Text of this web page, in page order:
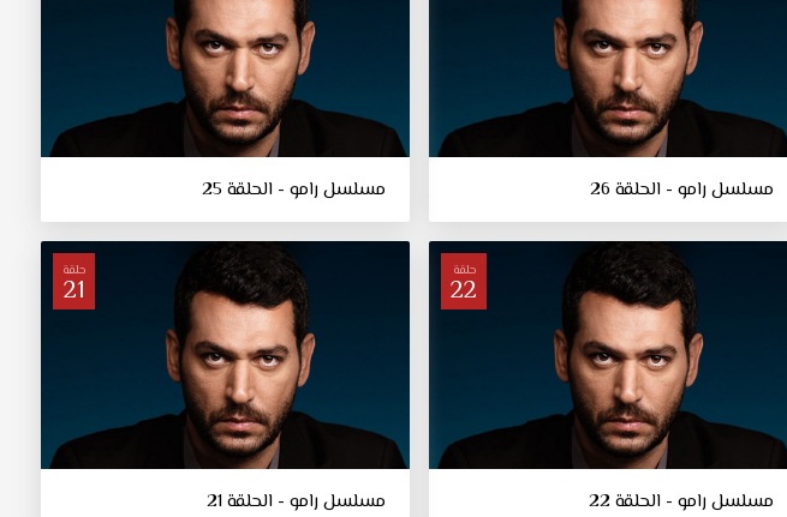
مسلسل رامو - الحلقة 26 مسلسل رامو - الحلقة 25
حلقة
22
مسلسل رامو - الحلقة 22
حلقة
21
مسلسل رامو - الحلقة 21